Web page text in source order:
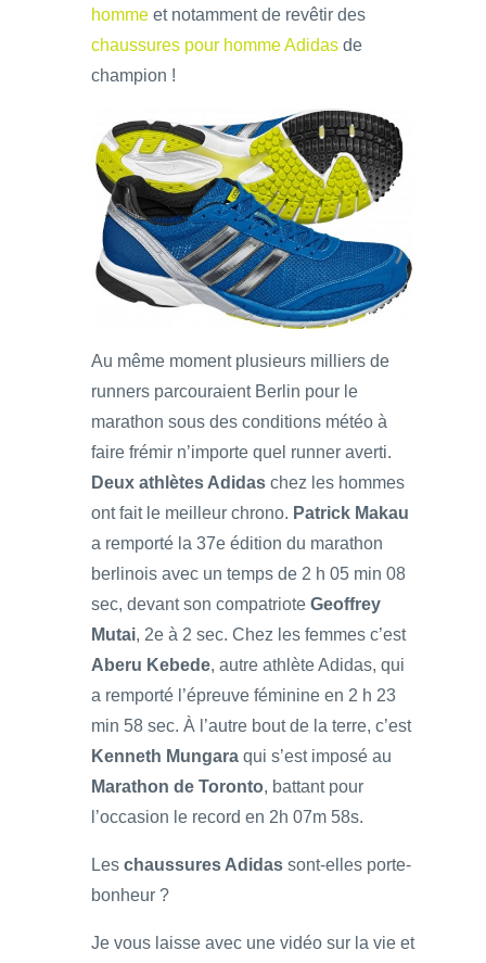
homme et notamment de revêtir des
chaussures pour homme Adidas de
champion !
Au même moment plusieurs milliers de
runners parcouraient Berlin pour le
marathon sous des conditions météo à
faire frémir n’importe quel runner averti.
Deux athlètes Adidas chez les hommes
ont fait le meilleur chrono. Patrick Makau
a remporté la 37e édition du marathon
berlinois avec un temps de 2 h 05 min 08
sec, devant son compatriote Geoffrey
Mutai, 2e à 2 sec. Chez les femmes c’est
Aberu Kebede, autre athlète Adidas, qui
a remporté l’épreuve féminine en 2 h 23
min 58 sec. À l’autre bout de la terre, c’est
Kenneth Mungara qui s’est imposé au
Marathon de Toronto, battant pour
l’occasion le record en 2h 07m 58s.
Les chaussures Adidas sont-elles porte-
bonheur ?
Je vous laisse avec une vidéo sur la vie et